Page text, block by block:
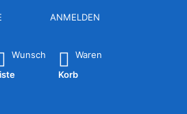
ANMELDEN
Sie die Eingabetaste, um alle
Wunsch
Waren
Korb